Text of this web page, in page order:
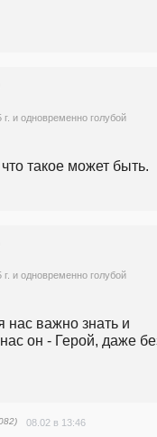
и одновременно голубой
такое может быть.
и одновременно голубой
нас важно знать и
он - Герой, даже
08.02 в 13:46